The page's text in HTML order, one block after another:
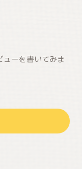
ューを書いてみま